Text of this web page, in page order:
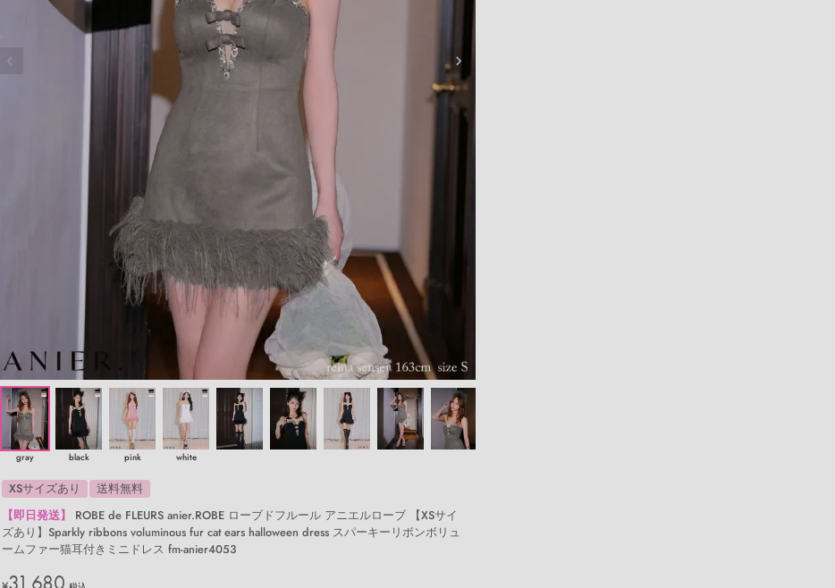
gray black pink white
XSサイズあり
送料無料
【即日発送】
ROBE de FLEURS anier.ROBE ローブドフルール アニエルローブ 【XSサイ
ズあり】Sparkly ribbons voluminous fur cat ears halloween dress スパーキーリボンボリュ
ームファー猫耳付きミニドレス fm-anier4053
31,680